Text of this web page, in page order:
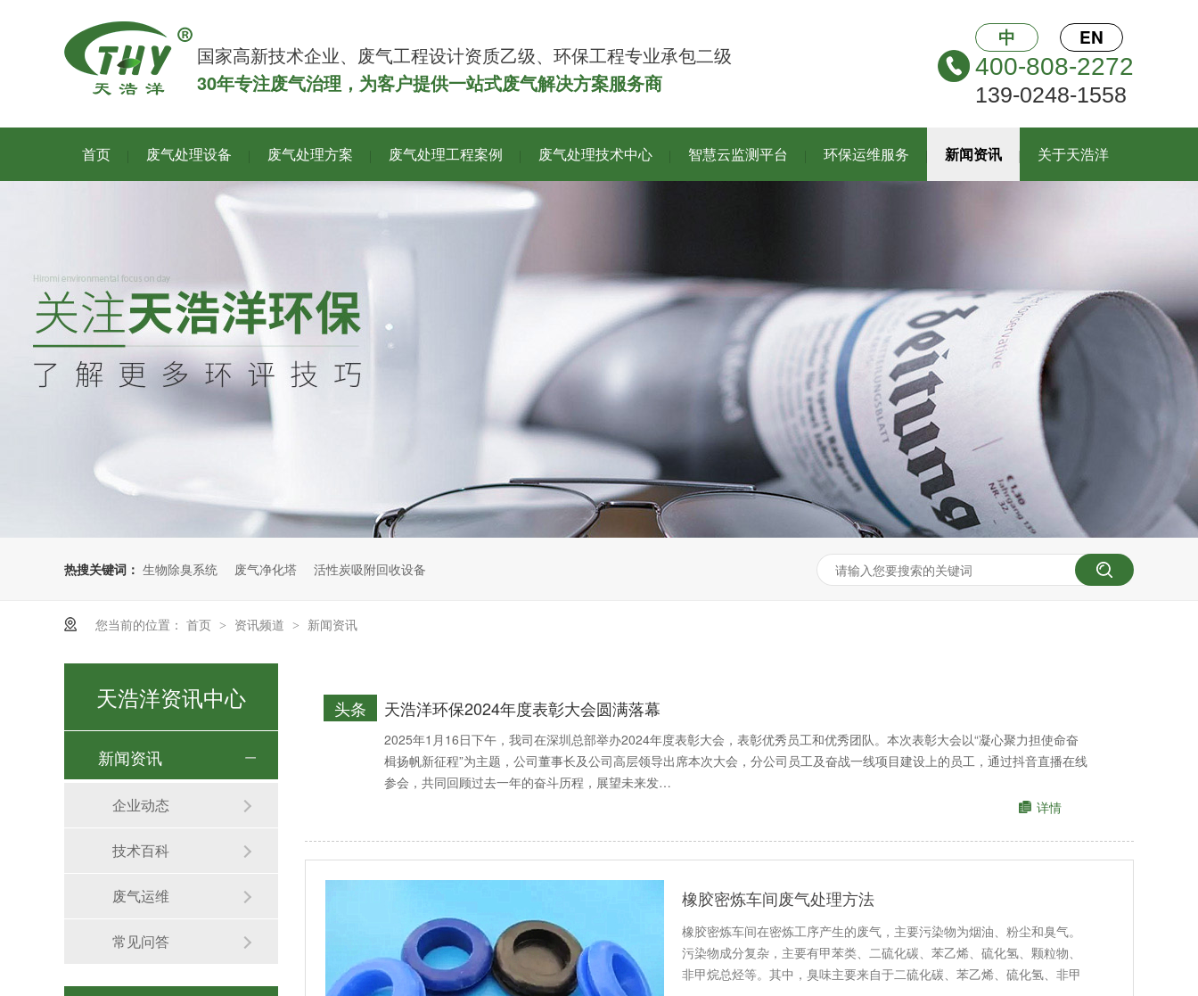
国家高新技术企业、废气工程设计资质乙级、环保工程专业承包二级
30年专注废气治理，为客户提供一站式废气解决方案服务商
中 EN
400-808-2272
139-0248-1558
首页 废气处理设备 废气处理方案 废气处理工程案例 废气处理技术中心 智慧云监测平台 环保运维服务 新闻资讯 关于天浩洋
热搜关键词： 生物除臭系统 废气净化塔 活性炭吸附回收设备
您当前的位置： 首页 > 资讯频道 > 新闻资讯
天浩洋环保2024年度表彰大会圆满落幕
头条
2025年1月16日下午，我司在深圳总部举办2024年度表彰大会，表彰优秀员工和优秀团队。本次表彰大会以“凝心聚力担使命奋
楫扬帆新征程”为主题，公司董事长及公司高层领导出席本次大会，分公司员工及奋战一线项目建设上的员工，通过抖音直播在线
参会，共同回顾过去一年的奋斗历程，展望未来发…
详情
橡胶密炼车间废气处理方法
橡胶密炼车间在密炼工序产生的废气，主要污染物为烟油、粉尘和臭气。
污染物成分复杂，主要有甲苯类、二硫化碳、苯乙烯、硫化氢、颗粒物、
非甲烷总烃等。其中，臭味主要来自于二硫化碳、苯乙烯、硫化氢、非甲
天浩洋资讯中心
新闻资讯
企业动态
技术百科
废气运维
常见问答